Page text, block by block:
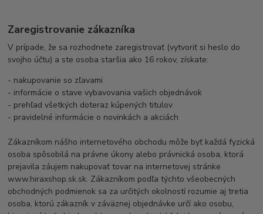
Zaregistrovanie zákazníka
V prípade, že sa rozhodnete zaregistrovať (vytvoriť si heslo do
svojho účtu) a ste osoba staršia ako 16 rokov, získate:
- nakupovanie so zľavami
- informácie o stave vybavovania vašich objednávok
- prehľad všetkých doteraz kúpených titulov
- pravidelné informácie o novinkách a akciách
Zákazníkom nášho internetového obchodu môže byť každá fyzická
osoba spôsobilá na právne úkony alebo právnická osoba, ktorá
prejavila záujem nakupovať tovar na internetovej stránke
www.hiraxshop.sk.sk. Zákazníkom podľa týchto všeobecných
obchodných podmienok sa za určitých okolností rozumie aj tretia
osoba, ktorú zákazník v záväznej objednávke určí ako osobu,